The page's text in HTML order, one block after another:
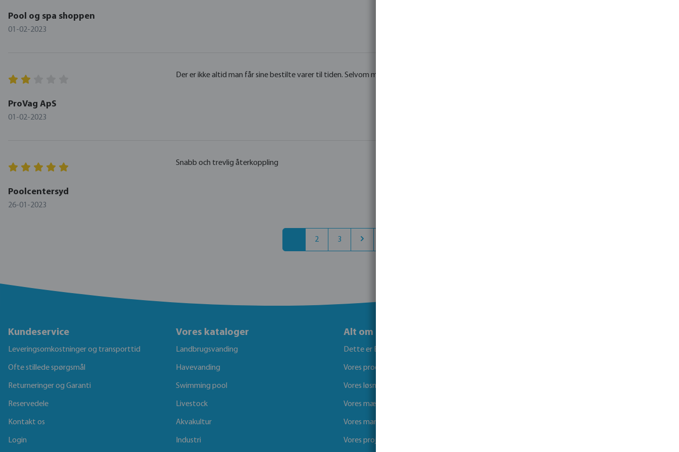
Pool og spa shoppen
01-02-2023
ProVag ApS
01-02-2023
Der er ikke altid man får sine bestilte varer til tiden. Selvom man betaler express går der tit 2-3 dage. og varerne er ikke altid på lager.
Poolcentersyd
26-01-2023
Snabb och trevlig återkoppling
2 3
Kundeservice
Leveringsomkostninger og transporttid
Ofte stillede spørgsmål
Returneringer og Garanti
Reservedele
Kontakt os
Login
Vores kataloger
Landbrugsvanding
Havevanding
Swimming pool
Livestock
Akvakultur
Industri
Alt om Bevo
Dette er Bevo
Vores produkter
Vores løsninger
Vores mærker
Vores markeder
Vores projekter